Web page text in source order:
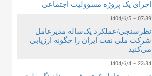
اجرای یک پروژه مسوولیت اجتماعی
1404/6/5 - 07:39
نظرسنجی/عملکرد یک‌ساله مدیرعامل
شرکت ملی نفت ایران را چگونه ارزیابی
می‌کنید
1404/6/4 - 23:34